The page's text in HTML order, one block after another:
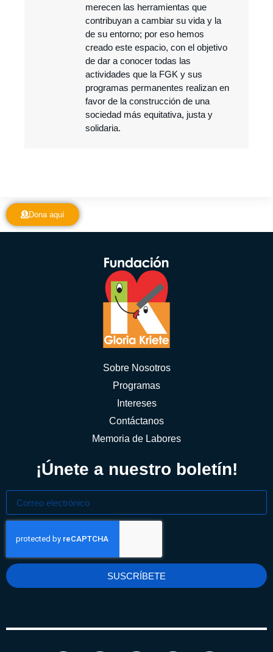
merecen las herramientas que
contribuyan a cambiar su vida y la
de su entorno; por eso hemos
creado este espacio, con el objetivo
de dar a conocer todas las
actividades que la FGK y sus
programas permanentes realizan en
favor de la construcción de una
sociedad más equitativa, justa y
solidaria.
Dona aquí
Sobre Nosotros
Programas
Intereses
Contáctanos
Memoria de Labores
¡Únete a nuestro boletín!
SUSCRÍBETE